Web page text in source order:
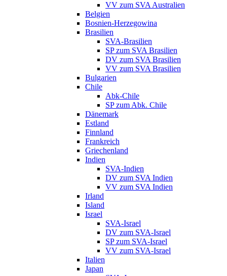
VV zum SVA Australien
Belgien
Bosnien-Herzegowina
Brasilien
SVA-Brasilien
SP zum SVA Brasilien
DV zum SVA Brasilien
VV zum SVA Brasilien
Bulgarien
Chile
Abk-Chile
SP zum Abk. Chile
Dänemark
Estland
Finnland
Frankreich
Griechenland
Indien
SVA-Indien
DV zum SVA Indien
VV zum SVA Indien
Irland
Island
Israel
SVA-Israel
DV zum SVA-Israel
SP zum SVA-Israel
VV zum SVA-Israel
Italien
Japan